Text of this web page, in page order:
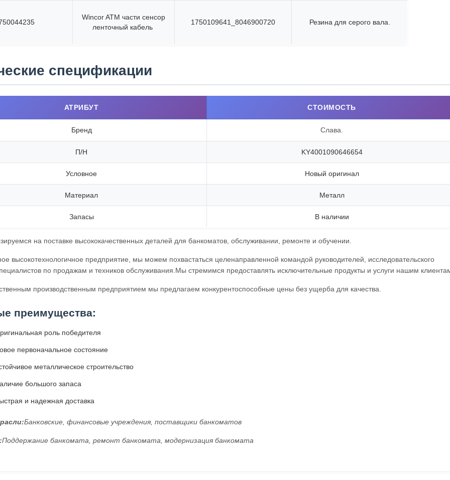
Wincor ATM части сенсор
ленточный кабель
1750109641_8046900720 Резина для серого вала.
спецификации
АТРИБУТ СТОИМОСТЬ
Бренд Слава.
П/Н KY4001090646654
Условное Новый оригинал
Материал Металл
Запасы В наличии
на поставке высококачественных деталей для банкоматов, обслуживании, ремонте и обучении.
высокотехнологичное предприятие, мы можем похвастаться целенаправленной командой руководителей, исследовательского
по продажам и техников обслуживания.Мы стремимся предоставлять исключительные продукты и услуги нашим
производственным предприятием мы предлагаем конкурентоспособные цены без ущерба для качества.
преимущества:
роль победителя
первоначальное состояние
металлическое строительство
большого запаса
и надежная доставка
Банковские, финансовые учреждения, поставщики банкоматов
Поддержание банкомата, ремонт банкомата, модернизация банкомата